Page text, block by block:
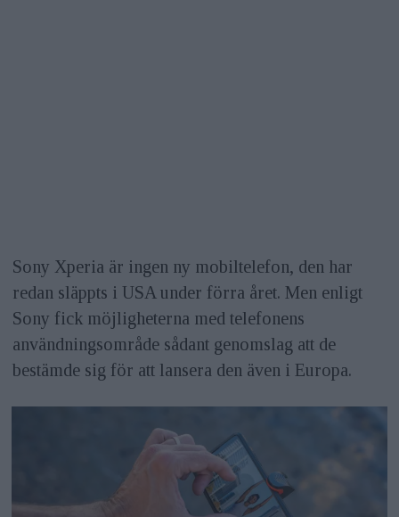
Sony Xperia är ingen ny mobiltelefon, den har
redan släppts i USA under förra året. Men enligt
Sony fick möjligheterna med telefonens
användningsområde sådant genomslag att de
bestämde sig för att lansera den även i Europa.